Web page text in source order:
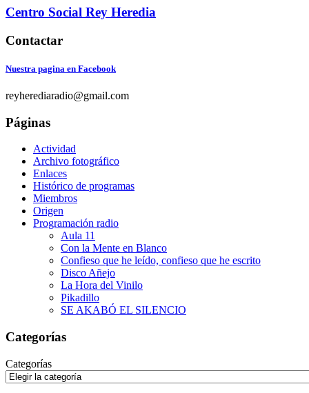
Centro Social Rey Heredia
Contactar
Nuestra pagina en Facebook
reyherediaradio@gmail.com
Páginas
Actividad
Archivo fotográfico
Enlaces
Histórico de programas
Miembros
Origen
Programación radio
Aula 11
Con la Mente en Blanco
Confieso que he leído, confieso que he escrito
Disco Añejo
La Hora del Vinilo
Pikadillo
SE AKABÓ EL SILENCIO
Categorías
Categorías